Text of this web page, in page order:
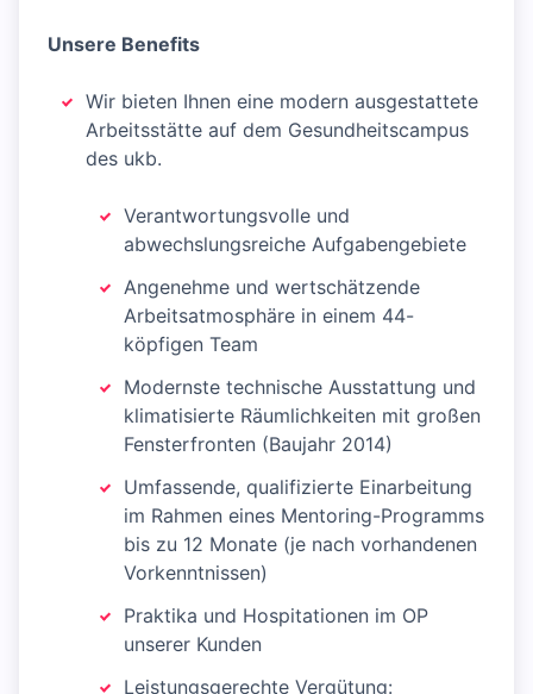
Unsere Benefits
Wir bieten Ihnen eine modern ausgestattete
Arbeitsstätte auf dem Gesundheitscampus
des ukb.
Verantwortungsvolle und
abwechslungsreiche Aufgabengebiete
Angenehme und wertschätzende
Arbeitsatmosphäre in einem 44-
köpfigen Team
Modernste technische Ausstattung und
klimatisierte Räumlichkeiten mit großen
Fensterfronten (Baujahr 2014)
Umfassende, qualifizierte Einarbeitung
im Rahmen eines Mentoring-Programms
bis zu 12 Monate (je nach vorhandenen
Vorkenntnissen)
Praktika und Hospitationen im OP
unserer Kunden
Leistungsgerechte Vergütung: